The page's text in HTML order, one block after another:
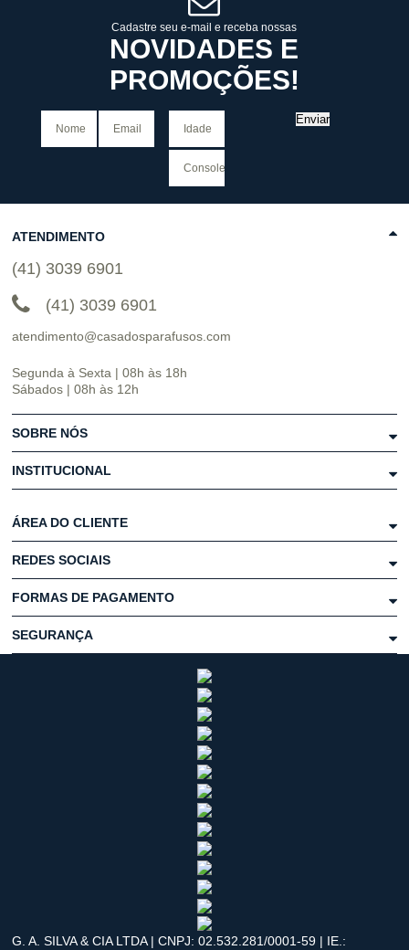
Cadastre seu e-mail e receba nossas
NOVIDADES E
PROMOÇÕES!
Enviar
ATENDIMENTO
(41) 3039 6901
(41) 3039 6901
atendimento@casadosparafusos.com
Segunda à Sexta | 08h às 18h
Sábados | 08h às 12h
SOBRE NÓS
INSTITUCIONAL
ÁREA DO CLIENTE
REDES SOCIAIS
FORMAS DE PAGAMENTO
SEGURANÇA
G. A. SILVA & CIA LTDA | CNPJ: 02.532.281/0001-59 | IE.: